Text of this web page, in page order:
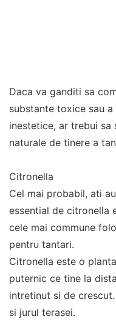
Daca va ganditi sa
substante toxice sau
inestetice, ar trebui
naturale de tinere a
Citronella
Cel mai probabil, ati
essential de citronella
cele mai commune
pentru tantari.
Citronella este o
puternic ce tine la
intretinut si de
si jurul terasei.